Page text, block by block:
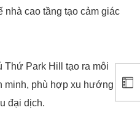
nhà cao tầng tạo cảm giác
Thứ Park Hill tạo ra môi
minh, phù hợp xu hướng
đại dịch.